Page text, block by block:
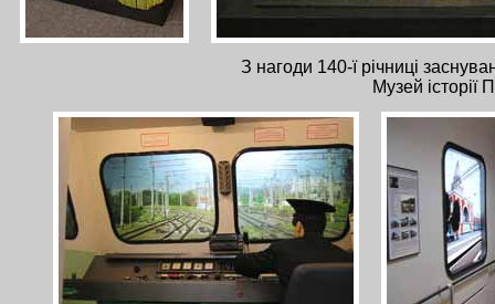
З нагоди 140-ї річниці
Музей історії